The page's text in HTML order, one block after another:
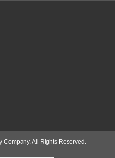
Company. All Rights Reserved.